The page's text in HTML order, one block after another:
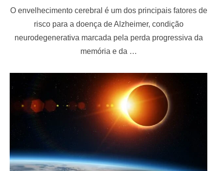
s
e
d
O envelhecimento cerebral é um dos principais fatores de
risco para a doença de Alzheimer, condição
neurodegenerativa marcada pela perda progressiva da
memória e da …